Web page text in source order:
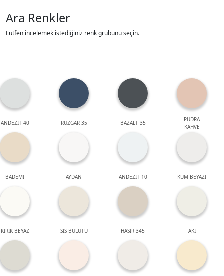
Ara Renkler
Lütfen incelemek istediğiniz renk grubunu seçin.
ANDEZİT 40 RÜZGAR 35 BAZALT 35
PUDRA
KAHVE
BADEMİ AYDAN ANDEZİT 10 KUM BEYAZI
KIRIK BEYAZ SİS BULUTU HASIR 345 AKİ